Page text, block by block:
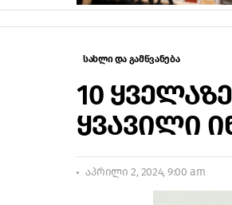
სახლი და გამწვანება
10
ყვავილი
აპრილი 2, 2024, 9:00 am